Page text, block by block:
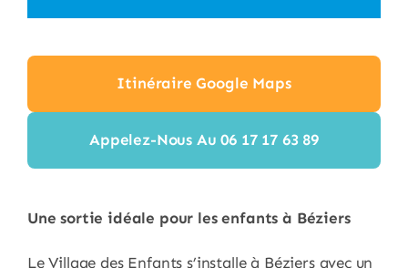
Itinéraire Google Maps
Appelez-Nous Au 06 17 17 63 89
Une sortie idéale pour les enfants à Béziers
Le Village des Enfants s’installe à Béziers avec un